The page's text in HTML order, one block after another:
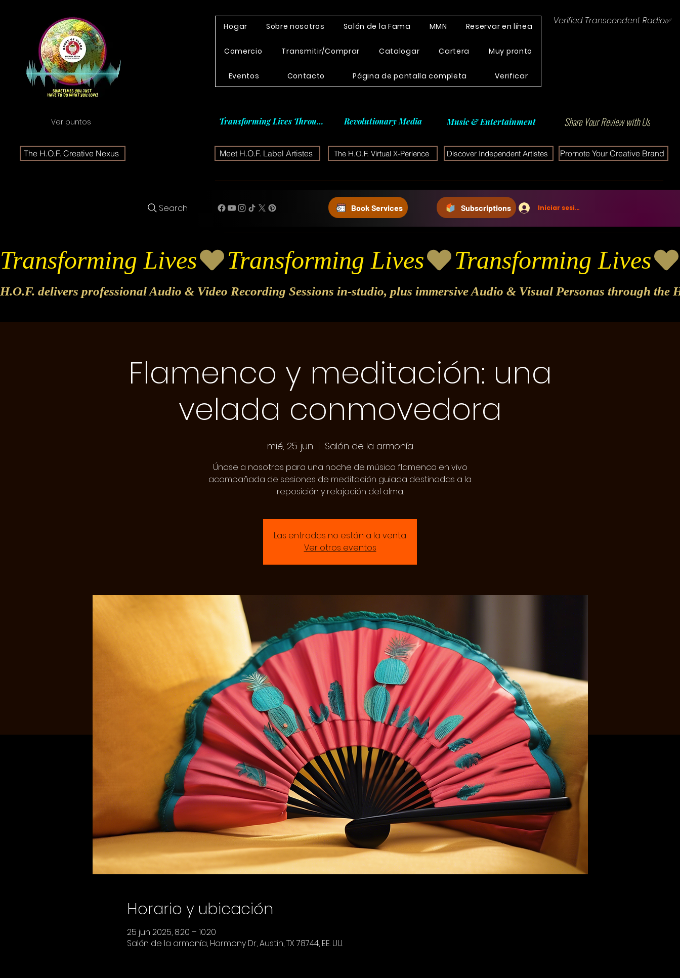
Ver puntos
The H.O.F. Creative Nexus
Hogar Sobre nosotros Salón de la Fama MMN Reservar en línea
Comercio Transmitir/Comprar Catalogar Cartera Muy pronto
Eventos Contacto Página de pantalla completa Verificar
Verified Transcendent Radio✅
Transforming Lives Through Revolutionary Media Music & Entertainment Share Your Review with Us
Meet H.O.F. Label Artistes The H.O.F. Virtual X-Perience Discover Independent Artistes Promote Your Creative Brand
Search Book Services Subscriptions Iniciar sesión
Transforming Lives
H.O.F. delivers professional Audio & Video Recording Sessions in-studio, plus immersive Audio & Visual Personas through the
Flamenco y meditación: una
velada conmovedora
mié, 25 jun
  |
Salón de la armonía
Únase a nosotros para una noche de música flamenca en vivo
acompañada de sesiones de meditación guiada destinadas a la
reposición y relajación del alma.
Las entradas no están a la venta
Ver otros eventos
Horario y ubicación
25 jun 2025, 8:20 – 10:20
Salón de la armonía, Harmony Dr, Austin, TX 78744, EE. UU.